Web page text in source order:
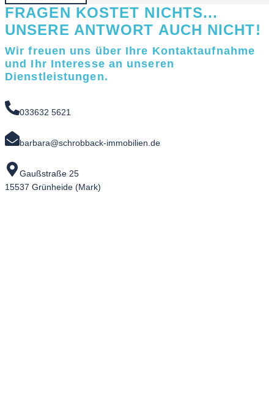
FRAGEN KOSTET NICHTS...
UNSERE ANTWORT AUCH NICHT!
Wir freuen uns über Ihre Kontaktaufnahme
und Ihr Interesse an unseren
Dienstleistungen.
033632 5621
barbara@schrobback-immobilien.de
Gaußstraße 25
15537 Grünheide (Mark)